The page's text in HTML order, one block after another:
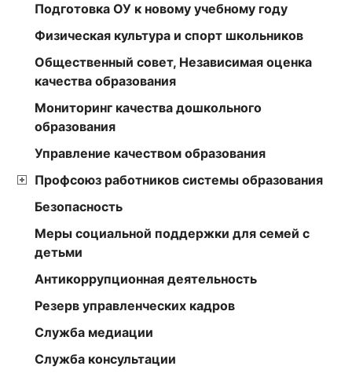
Подготовка ОУ к новому учебному году
Физическая культура и спорт школьников
Общественный совет, Независимая оценка
качества образования
Мониторинг качества дошкольного
образования
Управление качеством образования
Профсоюз работников системы образования
Безопасность
Меры социальной поддержки для семей с
детьми
Антикоррупционная деятельность
Резерв управленческих кадров
Служба медиации
Служба консультации